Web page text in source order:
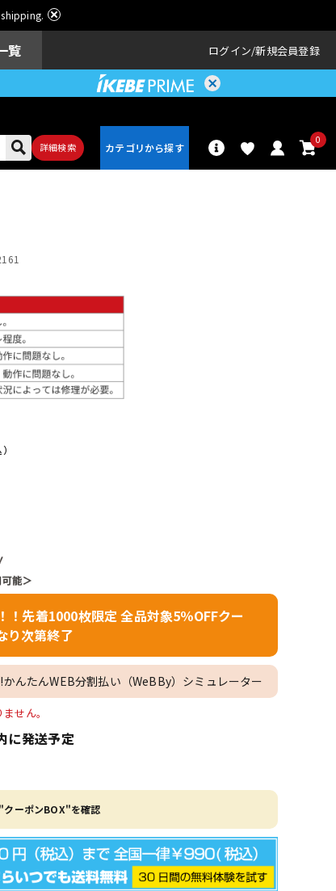
覧 ログイン 新規会員登録
詳細検索
0
配信/ライブ
機器
！先着1000枚限定 全品対象5％OFFクー
り次第終了
んたんWEB分割払い（WeBBy）シミュレーター
せん。
に発送予定
クーポンBOX"を確認